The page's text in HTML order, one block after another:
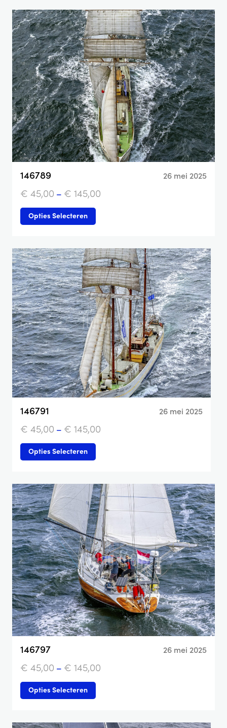
146789 26 mei 2025
€ 45,00 – € 145,00
Opties Selecteren
146791 26 mei 2025
€ 45,00 – € 145,00
Opties Selecteren
146797 26 mei 2025
€ 45,00 – € 145,00
Opties Selecteren